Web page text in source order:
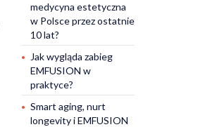
medycyna estetyczna
w Polsce przez ostatnie
10 lat?
Jak wygląda zabieg
EMFUSION w
praktyce?
Smart aging, nurt
longevity i EMFUSION